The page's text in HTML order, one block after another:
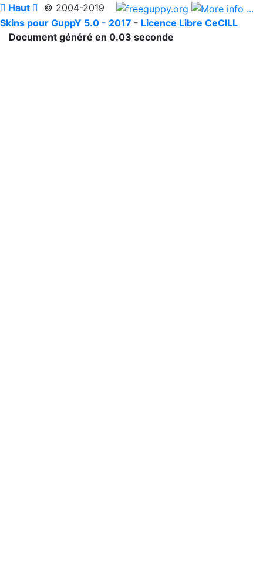
 Haut  © 2004-2019
Skins pour GuppY 5.0 - 2017 - Licence Libre CeCILL
Document généré en 0.03 seconde